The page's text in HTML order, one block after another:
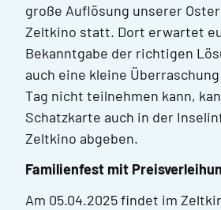
große Auflösung unserer
Zeltkino statt. Dort erwartet
Bekanntgabe der richtigen
auch eine kleine
Tag nicht teilnehmen kann,
Schatzkarte auch in der
Zeltkino abgeben.
Familienfest mit
Am 05.04.2025 findet im